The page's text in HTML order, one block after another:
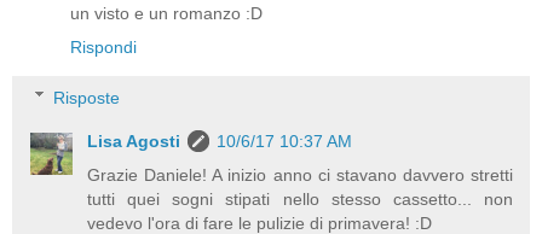
un visto e un romanzo :D
Rispondi
Risposte
Lisa Agosti
10/6/17 10:37 AM
Grazie Daniele! A inizio anno ci stavano davvero stretti
tutti quei sogni stipati nello stesso cassetto... non
vedevo l'ora di fare le pulizie di primavera! :D